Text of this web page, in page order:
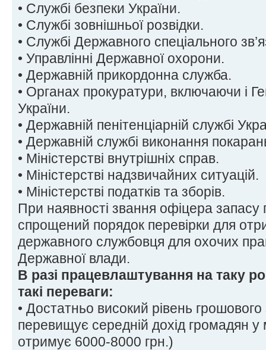
• Службі безпеки України.
• Службі зовнішньої розвідки.
• Службі Державного спеціального
• Управлінні Державної охорони.
• Державній прикордонна служба.
• Органах прокуратури, включаючи і
України.
• Державній пенітенціарній службі
• Державній службі виконання
• Міністерстві внутрішніх справ.
• Міністерстві надзвичайних ситуацій.
• Міністерстві податків та зборів.
При наявності звання офіцера
спрощений порядок перевірки для
державного службовця для охочих
Державної влади.
В разі працевлаштування на таку
такі переваги:
• Достатньо високий рівень
перевищує середній дохід громадян у
отримує 6000-8000 грн.)